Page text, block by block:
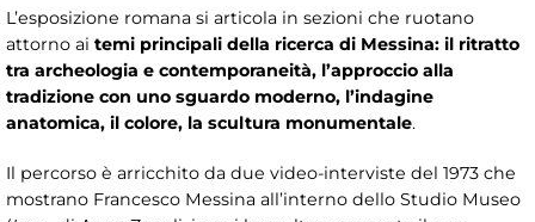
L’esposizione romana si articola in sezioni che ruotano
attorno ai temi principali della ricerca di Messina: il ritratto
tra archeologia e contemporaneità, l’approccio alla
tradizione con uno sguardo moderno, l’indagine
anatomica, il colore, la scultura monumentale.
Il percorso è arricchito da due video-interviste del 1973 che
mostrano Francesco Messina all’interno dello Studio Museo